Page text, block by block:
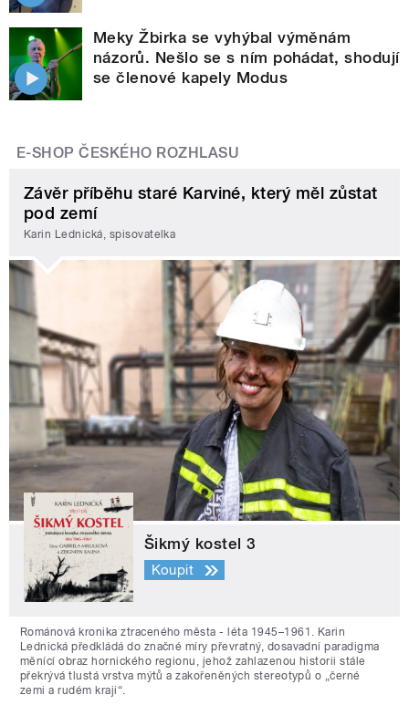
Meky Žbirka se vyhýbal výměnám
názorů. Nešlo se s ním pohádat, shodují
se členové kapely Modus
E-SHOP ČESKÉHO ROZHLASU
Závěr příběhu staré Karviné, který měl zůstat
pod zemí
Karin Lednická, spisovatelka
Šikmý kostel 3
Koupit
Románová kronika ztraceného města - léta 1945–1961. Karin
Lednická předkládá do značné míry převratný, dosavadní paradigma
měnící obraz hornického regionu, jehož zahlazenou historii stále
překrývá tlustá vrstva mýtů a zakořeněných stereotypů o „černé
zemi a rudém kraji“.